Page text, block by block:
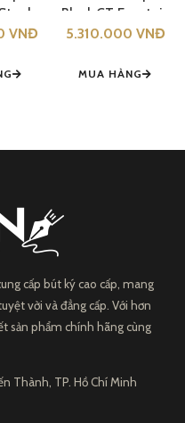
Pen
VNĐ
Black GT Fountain
Pen S0951660
5.310.000 VNĐ
MUA HÀNG
cấp bút ký cao cấp, mang
vời và đẳng cấp. Với hơn
sản phẩm chính hãng cùng
Thành, TP. Hồ Chí Minh